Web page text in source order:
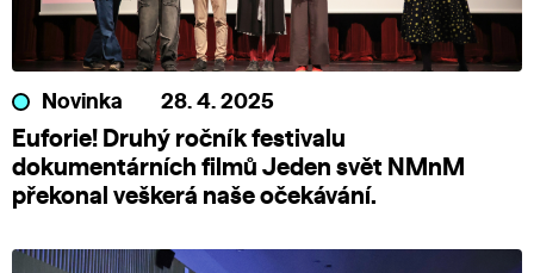
Novinka 28. 4. 2025
Euforie! Druhý ročník festivalu
dokumentárních filmů Jeden svět NMnM
překonal veškerá naše očekávání.